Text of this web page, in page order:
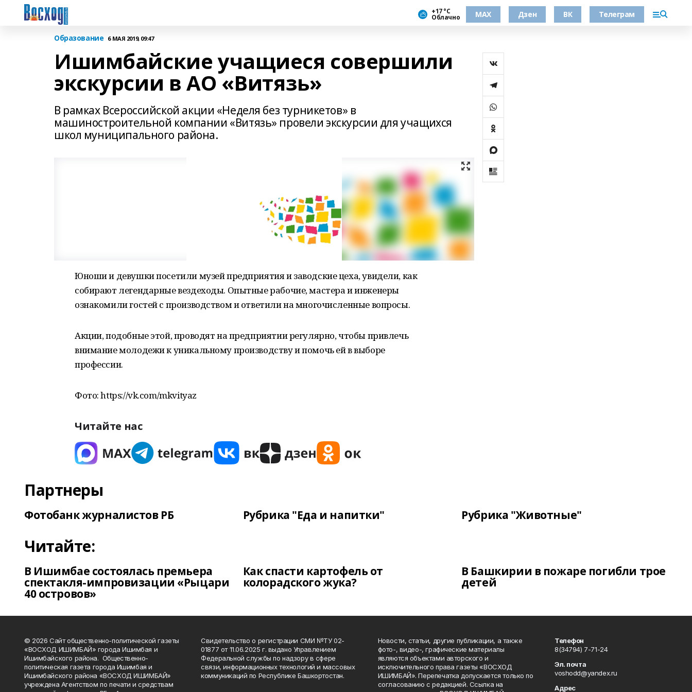
+17 °С
Облачно МАХ Дзен ВК Телеграм
Образование 6 МАЯ 2019, 09:47
Ишимбайские учащиеся совершили
экскурсии в АО «Витязь»
В рамках Всероссийской акции «Неделя без турникетов» в
машиностроительной компании «Витязь» провели экскурсии для учащихся
школ муниципального района.
Юноши и девушки посетили музей предприятия и заводские цеха, увидели, как
собирают легендарные вездеходы. Опытные рабочие, мастера и инженеры
ознакомили гостей с производством и ответили на многочисленные вопросы.
Акции, подобные этой, проводят на предприятии регулярно, чтобы привлечь
внимание молодежи к уникальному производству и помочь ей в выборе
профессии.
Фото: https://vk.com/mkvityaz
Читайте нас
Партнеры
Фотобанк журналистов РБ Рубрика "Еда и напитки" Рубрика "Животные"
Читайте:
В Ишимбае состоялась премьера
спектакля-импровизации «Рыцари
40 островов»
Как спасти картофель от
колорадского жука?
В Башкирии в пожаре погибли трое
детей
© 2026 Сайт общественно-политической газеты
«ВОСХОД ИШИМБАЙ» города Ишимбая и
Ишимбайского района. Общественно-
политическая газета города Ишимбая и
Ишимбайского района «ВОСХОД ИШИМБАЙ»
учреждена Агентством по печати и средствам
Свидетельство о регистрации СМИ №ТУ 02-
01877 от 11.06.2025 г. выдано Управлением
Федеральной службы по надзору в сфере
связи, информационных технологий и массовых
коммуникаций по Республике Башкортостан.
Новости, статьи, другие публикации, а также
фото-, видео-, графические материалы
являются объектами авторского и
исключительного права газеты «ВОСХОД
ИШИМБАЙ». Перепечатка допускается только по
согласованию с редакцией. Ссылка на
Телефон
8(34794) 7-71-24
Эл. почта
voshodd@yandex.ru
Адрес